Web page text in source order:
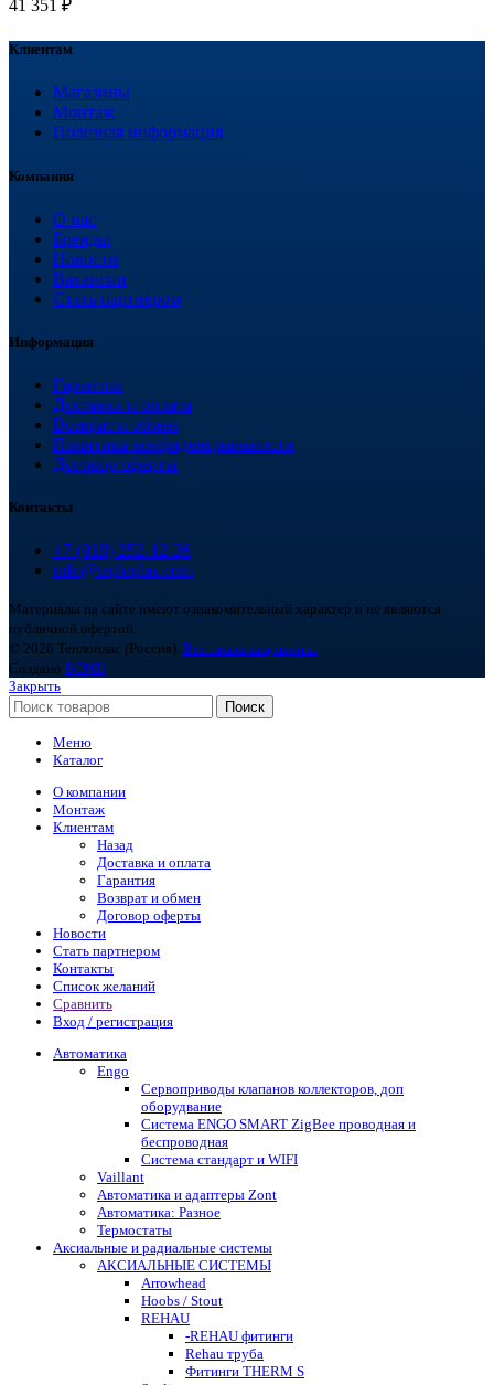
41 351 ₽
Клиентам
Магазины
Монтаж
Полезная информация
Компания
О нас
Бренды
Новости
Вакансии
Стать партнером
Информация
Гарантия
Доставка и оплата
Возврат и обмен
Политика конфиденциальности
Договор оферты
Контакты
+7 (918) 252-12-26
info@teploplas.com
Материалы на сайте имеют ознакомительный характер и не являются
публичной офертой.
© 2026 Теплоплас (Россия). Все права защищены.
Создано BOND
Закрыть
Поиск
Меню
Каталог
О компании
Монтаж
Клиентам
Назад
Доставка и оплата
Гарантия
Возврат и обмен
Договор оферты
Новости
Стать партнером
Контакты
Список желаний
Сравнить
Вход / регистрация
Автоматика
Engo
Сервоприводы клапанов коллекторов, доп
оборудвание
Система ENGO SMART ZigBee проводная и
беспроводная
Система стандарт и WIFI
Vaillant
Автоматика и адаптеры Zont
Автоматика: Разное
Термостаты
Аксиальные и радиальные системы
АКСИАЛЬНЫЕ СИСТЕМЫ
Arrowhead
Hoobs / Stout
REHAU
-REHAU фитинги
Rehau труба
Фитинги THERM S